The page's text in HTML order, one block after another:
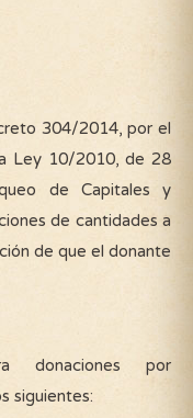
304/2014, por el
Ley 10/2010, de 28
de Capitales y
de cantidades a
de que el donante
donaciones por
siguientes: